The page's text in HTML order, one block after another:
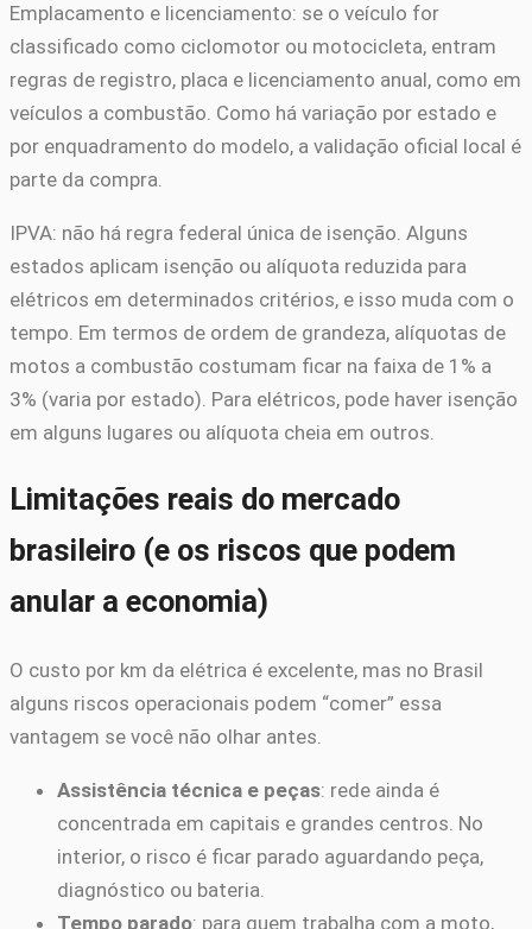
Emplacamento e licenciamento: se o veículo for
classificado como ciclomotor ou motocicleta, entram
regras de registro, placa e licenciamento anual, como em
veículos a combustão. Como há variação por estado e
por enquadramento do modelo, a validação oficial local é
parte da compra.
IPVA: não há regra federal única de isenção. Alguns
estados aplicam isenção ou alíquota reduzida para
elétricos em determinados critérios, e isso muda com o
tempo. Em termos de ordem de grandeza, alíquotas de
motos a combustão costumam ficar na faixa de 1% a
3% (varia por estado). Para elétricos, pode haver isenção
em alguns lugares ou alíquota cheia em outros.
Limitações reais do mercado
brasileiro (e os riscos que podem
anular a economia)
O custo por km da elétrica é excelente, mas no Brasil
alguns riscos operacionais podem “comer” essa
vantagem se você não olhar antes.
Assistência técnica e peças: rede ainda é
concentrada em capitais e grandes centros. No
interior, o risco é ficar parado aguardando peça,
diagnóstico ou bateria.
Tempo parado: para quem trabalha com a moto,